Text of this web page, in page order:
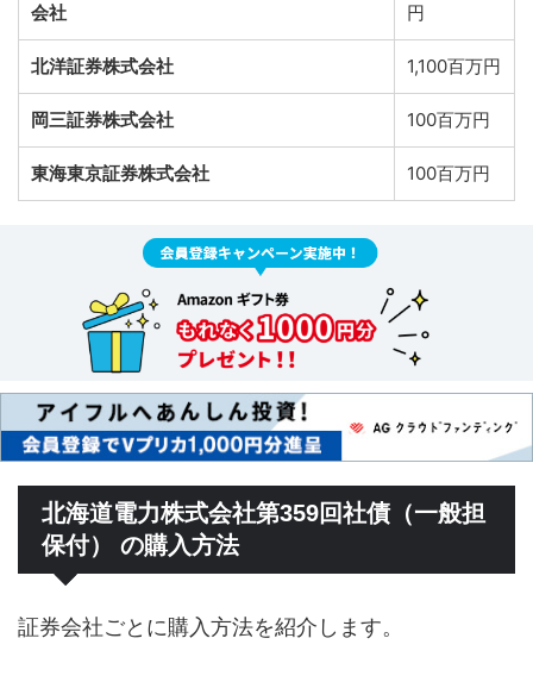
会社
円
北洋証券株式会社 1,100百万円
岡三証券株式会社 100百万円
東海東京証券株式会社 100百万円
北海道電力株式会社第359回社債（一般担
保付） の購入方法
証券会社ごとに購入方法を紹介します。